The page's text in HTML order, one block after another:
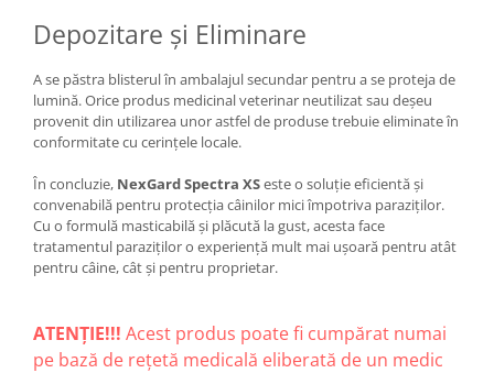
Depozitare și Eliminare
A se păstra blisterul în ambalajul secundar pentru a se proteja de
lumină. Orice produs medicinal veterinar neutilizat sau deșeu
provenit din utilizarea unor astfel de produse trebuie eliminate în
conformitate cu cerințele locale.
În concluzie, NexGard Spectra XSeste o soluție eficientă și
convenabilă pentru protecția câinilor mici împotriva paraziților.
Cu o formulă masticabilă și plăcută la gust, acesta face
tratamentul paraziților o experiență mult mai ușoară pentru atât
pentru câine, cât și pentru proprietar.
ATENȚIE!!! Acest produs poate fi cumpărat numai
pe bază de rețetă medicală eliberată de un medic